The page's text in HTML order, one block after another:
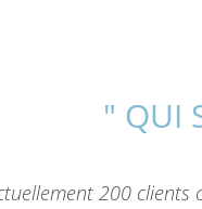
" QUI
200 clients